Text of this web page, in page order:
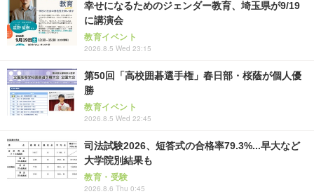
幸せになるためのジェンダー教育、埼玉県が9/19
に講演会
教育イベント
2026.8.5 Wed 23:15
第50回「高校囲碁選手権」春日部・桜蔭が個人優
勝
教育イベント
2026.8.5 Wed 22:45
司法試験2026、短答式の合格率79.3%...早大など
大学院別結果も
教育・受験
2026.8.6 Thu 0:45